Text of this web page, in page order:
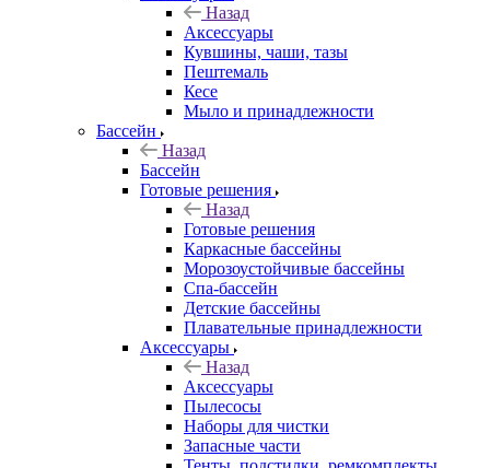
Назад
Аксессуары
Кувшины, чаши, тазы
Пештемаль
Кесе
Мыло и принадлежности
Бассейн
Назад
Бассейн
Готовые решения
Назад
Готовые решения
Каркасные бассейны
Морозоустойчивые бассейны
Спа-бассейн
Детские бассейны
Плавательные принадлежности
Аксессуары
Назад
Аксессуары
Пылесосы
Наборы для чистки
Запасные части